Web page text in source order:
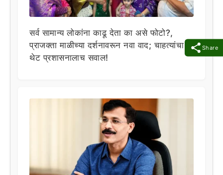
Share
सर्व सामान्य लोकांना काढू देता का असे फोटो?,
प्राजक्ता माळीच्या दर्शनावरून नवा वाद; चाहत्यांचा
थेट प्रशासनालाच सवाल!